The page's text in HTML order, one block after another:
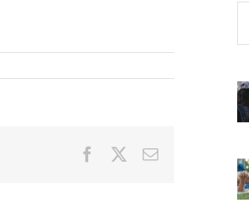
FacebookEmail